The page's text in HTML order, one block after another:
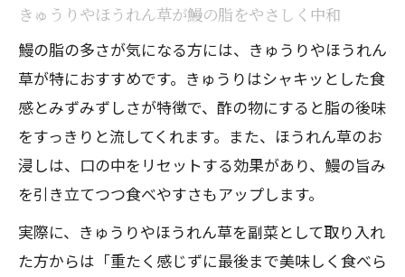
鰻の濃厚さにぴったりな野菜おかずの選
び方
晩御飯 うなぎ献立に最適な簡単副菜まと
め
鰻ときゅうりの組み合わせで夏バテ予防
家庭で作る鰻献立を彩るおかずアイデア
鰻にぴったりな副菜を選ぶ秘訣
鰻と食べ合わせの良い副菜の選び方ポイ
ント
きゅうりやほうれん草が鰻の脂をやさしく中和
鰻の脂の多さが気になる方には、きゅうりやほうれん
草が特におすすめです。きゅうりはシャキッとした食
感とみずみずしさが特徴で、酢の物にすると脂の後味
をすっきりと流してくれます。また、ほうれん草のお
浸しは、口の中をリセットする効果があり、鰻の旨み
を引き立てつつ食べやすさもアップします。
実際に、きゅうりやほうれん草を副菜として取り入れ
た方からは「重たく感じずに最後まで美味しく食べら